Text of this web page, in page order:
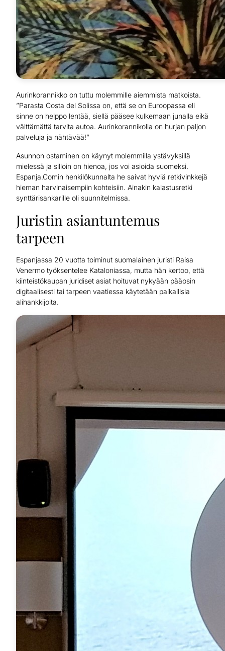
Aurinkorannikko on tuttu molemmille aiemmista matkoista.
”Parasta Costa del Solissa on, että se on Euroopassa eli
sinne on helppo lentää, siellä pääsee kulkemaan junalla eikä
välttämättä tarvita autoa. Aurinkorannikolla on hurjan paljon
palveluja ja nähtävää!”
Asunnon ostaminen on käynyt molemmilla ystävyksillä
mielessä ja silloin on hienoa, jos voi asioida suomeksi.
Espanja.Comin henkilökunnalta he saivat hyviä retkivinkkejä
hieman harvinaisempiin kohteisiin. Ainakin kalastusretki
synttärisankarille oli suunnitelmissa.
Juristin asiantuntemus
tarpeen
Espanjassa 20 vuotta toiminut suomalainen juristi Raisa
Venermo työksentelee Kataloniassa, mutta hän kertoo, että
kiinteistökaupan juridiset asiat hoituvat nykyään pääosin
digitaalisesti tai tarpeen vaatiessa käytetään paikallisia
alihankkijoita.